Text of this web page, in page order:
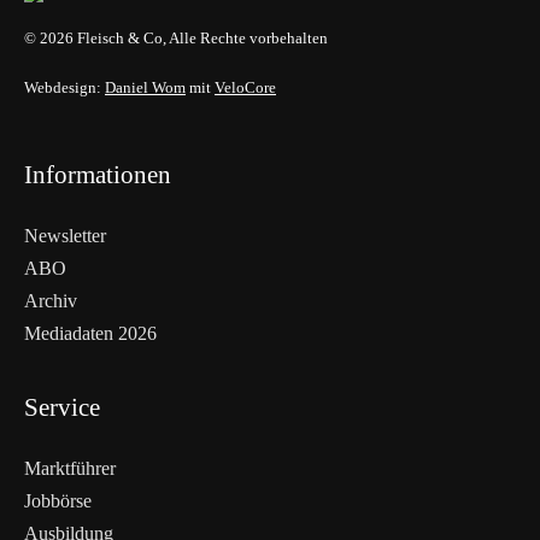
© 2026 Fleisch & Co, Alle Rechte vorbehalten
Webdesign: Daniel Wom mit VeloCore
Informationen
Newsletter
ABO
Archiv
Mediadaten 2026
Service
Marktführer
Jobbörse
Ausbildung